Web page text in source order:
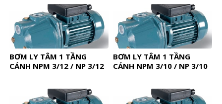
BƠM LY TÂM 1 TẦNG
CÁNH NPM 3/12 / NP 3/12
BƠM LY TÂM 1 TẦNG
CÁNH NPM 3/10 / NP 3/10